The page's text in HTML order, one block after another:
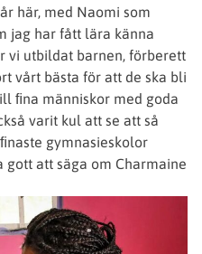
här, med Naomi som
jag har fått lära känna
vi utbildat barnen, förberett
vårt bästa för att de ska bli
ﬁna människor med goda
varit kul att se att så
gymnasieskolor
att säga om Charmaine